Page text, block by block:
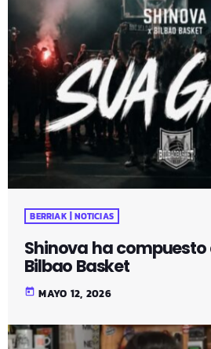
BERRIAK | NOTICIAS
Shinova ha compuesto
Bilbao Basket
today MAYO 12, 2026